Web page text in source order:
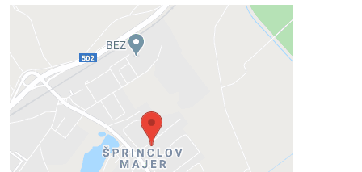
Externý obsah je blokovaný
Prajete si načítať externý obsah?
Povoliť tentokrát